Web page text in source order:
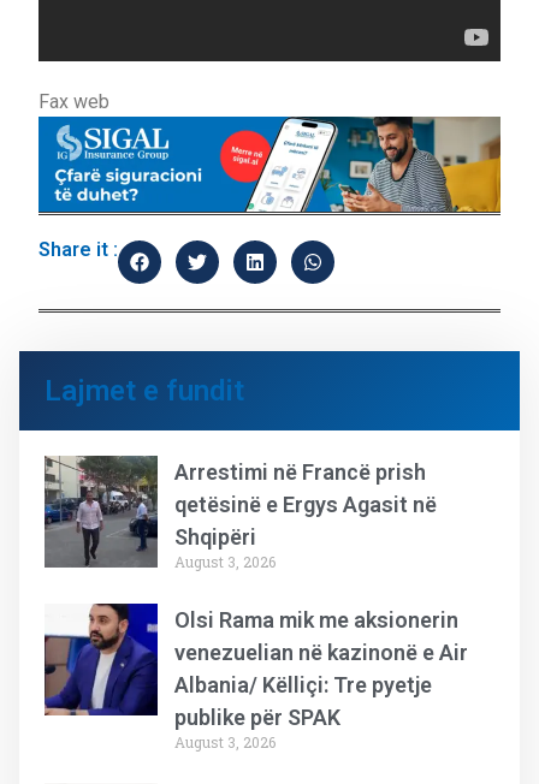
Fax web
Share it :
Lajmet e fundit
Arrestimi në Francë prish
qetësinë e Ergys Agasit në
Shqipëri
August 3, 2026
Olsi Rama mik me aksionerin
venezuelian në kazinonë e Air
Albania/ Këlliçi: Tre pyetje
publike për SPAK
August 3, 2026